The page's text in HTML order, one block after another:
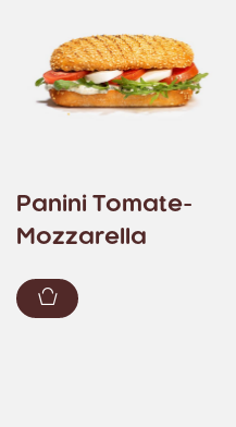
Panini Tomate-
Mozzarella
Zum Warenkorb